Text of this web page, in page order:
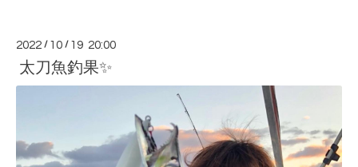
2022 / 10 / 19 20:00
太刀魚釣果✨